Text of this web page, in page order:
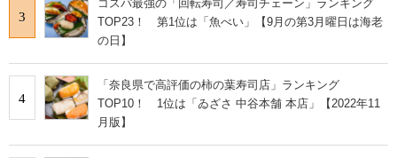
3
コスパ最強の「回転寿司／寿司チェーン」ランキング
TOP23！ 第1位は「魚べい」【9月の第3月曜日は海老
の日】
4
「奈良県で高評価の柿の葉寿司店」ランキング
TOP10！ 1位は「ゐざさ 中谷本舗 本店」【2022年11
月版】